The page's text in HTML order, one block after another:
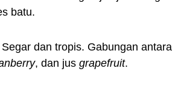
batu.
Segar dan tropis. Gabungan antara
, dan jus grapefruit.